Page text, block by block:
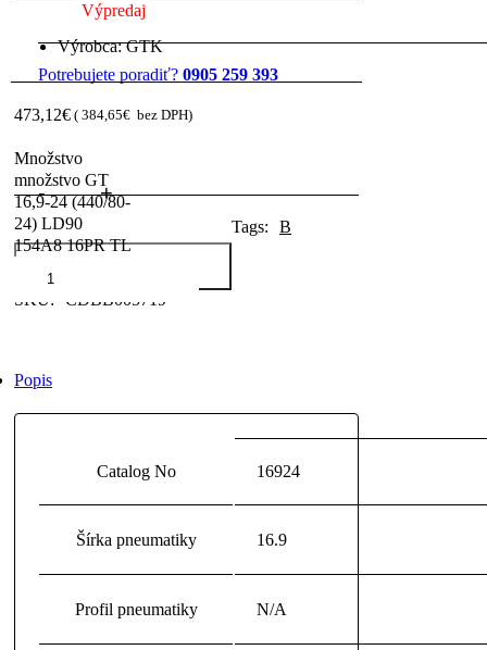
Výpredaj
Potrebujete poradiť? 0905 259 393
Výrobca: GTK
473,12€ ( 384,65€ bez DPH)
Množstvo
množstvo GT
16,9-24 (440/80-
24) LD90
154A8 16PR TL
Tags: B
SKU: CDBB005719
Popis
Catalog No 16924
Šírka pneumatiky 16.9
Profil pneumatiky N/A